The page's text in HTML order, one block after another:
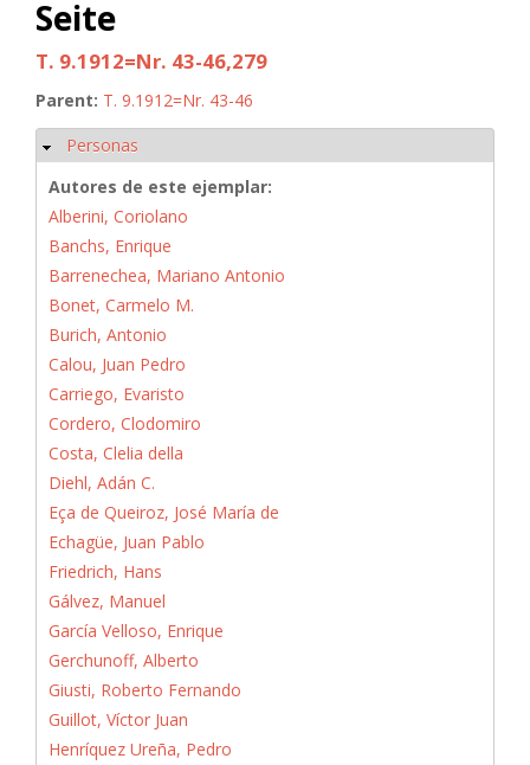
Seite
T. 9.1912=Nr. 43-46,279
Parent: T. 9.1912=Nr. 43-46
Ocultar
Personas
Autores de este ejemplar:
Alberini, Coriolano
Banchs, Enrique
Barrenechea, Mariano Antonio
Bonet, Carmelo M.
Burich, Antonio
Calou, Juan Pedro
Carriego, Evaristo
Cordero, Clodomiro
Costa, Clelia della
Diehl, Adán C.
Eça de Queiroz, José María de
Echagüe, Juan Pablo
Friedrich, Hans
Gálvez, Manuel
García Velloso, Enrique
Gerchunoff, Alberto
Giusti, Roberto Fernando
Guillot, Víctor Juan
Henríquez Ureña, Pedro